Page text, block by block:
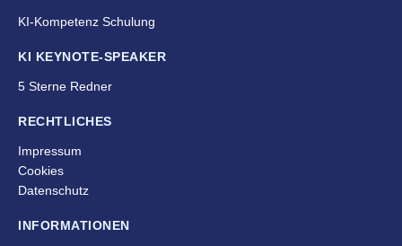
KI-Kompetenz Schulung
KI KEYNOTE-SPEAKER
5 Sterne Redner
RECHTLICHES
Impressum
Cookies
Datenschutz
INFORMATIONEN